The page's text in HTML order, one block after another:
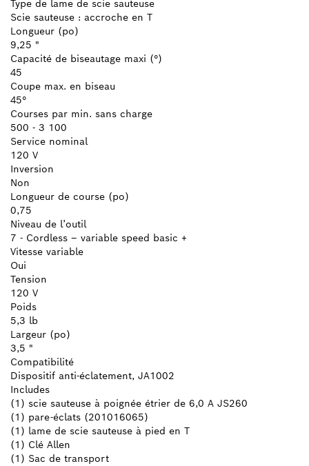
Type de lame de scie sauteuse
Scie sauteuse : accroche en T
Longueur (po)
9,25 "
Capacité de biseautage maxi (°)
45
Coupe max. en biseau
45°
Courses par min. sans charge
500 - 3 100
Service nominal
120 V
Inversion
Non
Longueur de course (po)
0,75
Niveau de l’outil
7 - Cordless – variable speed basic +
Vitesse variable
Oui
Tension
120 V
Poids
5,3 lb
Largeur (po)
3,5 "
Compatibilité
Dispositif anti-éclatement, JA1002
Includes
(1) scie sauteuse à poignée étrier de 6,0 A JS260
(1) pare-éclats (201016065)
(1) lame de scie sauteuse à pied en T
(1) Clé Allen
(1) Sac de transport